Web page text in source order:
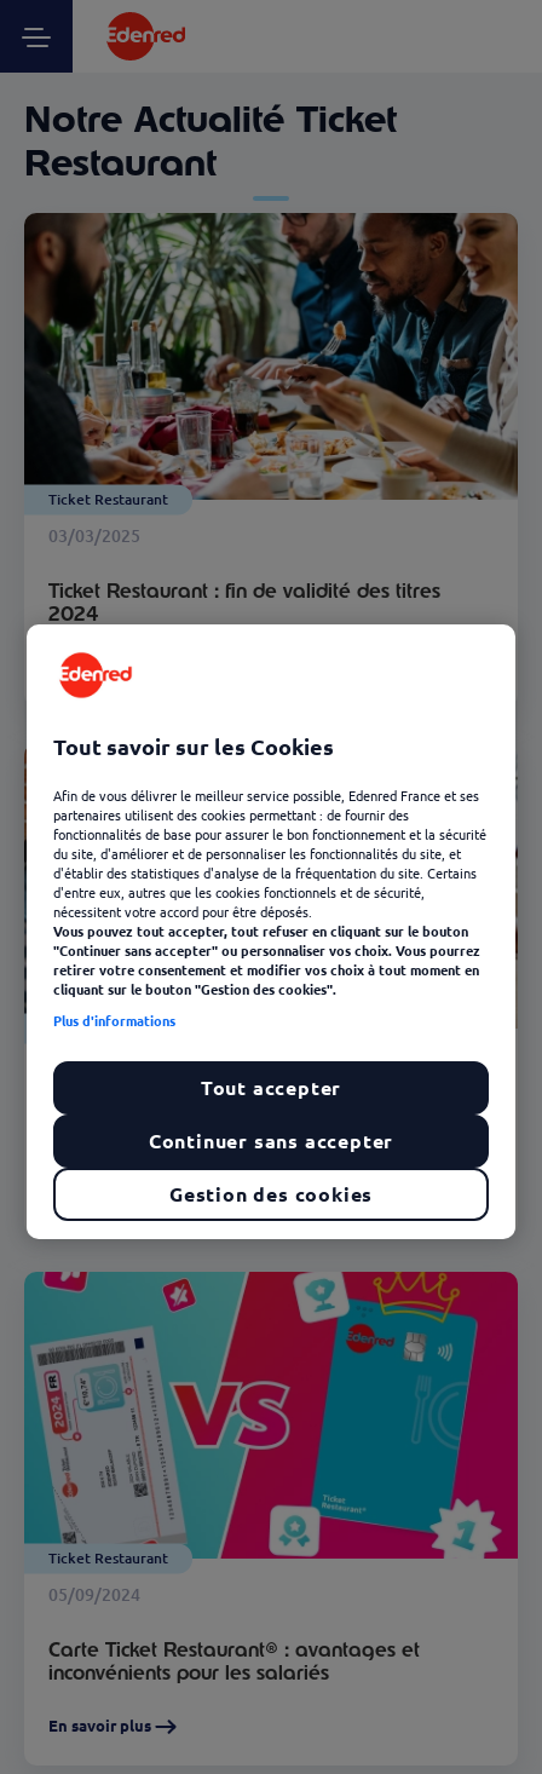
Notre Actualité Ticket
Restaurant
Ticket Restaurant
03/03/2025
Ticket Restaurant : fin de validité des titres
2024
En savoir plus
Ticket Restaurant
28/02/2025
Ticket Restaurant® : le plafond quotidien de
dépense est de 25 euros
Ticket Restaurant
05/09/2024
Carte Ticket Restaurant® : avantages et
inconvénients pour les salariés
En savoir plus
Tout savoir sur les Cookies
Afin de vous délivrer le meilleur service possible, Edenred France et ses
partenaires utilisent des cookies permettant : de fournir des
fonctionnalités de base pour assurer le bon fonctionnement et la sécurité
du site, d'améliorer et de personnaliser les fonctionnalités du site, et
d'établir des statistiques d'analyse de la fréquentation du site. Certains
d'entre eux, autres que les cookies fonctionnels et de sécurité,
nécessitent votre accord pour être déposés.
Vous pouvez tout accepter, tout refuser en cliquant sur le bouton
"Continuer sans accepter" ou personnaliser vos choix. Vous pourrez
retirer votre consentement et modifier vos choix à tout moment en
cliquant sur le bouton "Gestion des cookies".
Plus d'informations
Gestion des cookies
Continuer sans accepter
Tout accepter